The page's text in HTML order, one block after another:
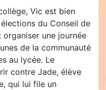
Vic est bien
du Conseil de
une journée
de la communauté
au lycée. Le
contre Jade, élève
qui lui file un